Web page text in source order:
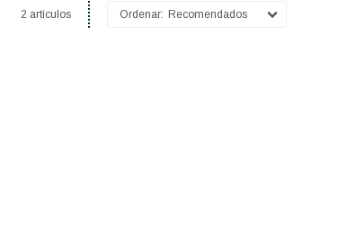
2 artículos Recomendados